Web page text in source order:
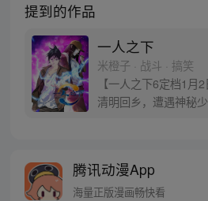
提到的作品
一人之下
米橙子 · 战斗 · 搞笑
【一人之下6定档1月
清明回乡，遭遇神秘
密，张楚岚的生活被
同踏上“异人”之旅。
腾讯动漫App
海量正版漫画畅快看